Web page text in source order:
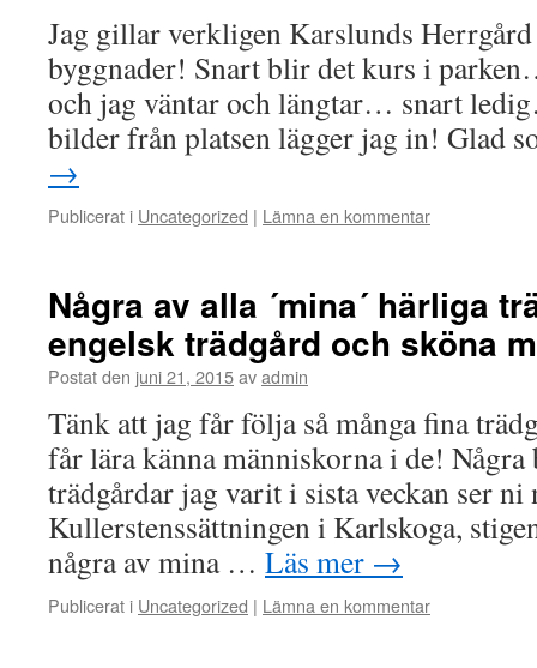
Jag gillar verkligen Karslunds
byggnader! Snart blir det kurs i
och jag väntar och längtar… snart
bilder från platsen lägger jag in! Glad
→
Publicerat i Uncategorized | Lämna en kommentar
Några av alla ´mina´ härliga
engelsk trädgård och sköna
Postat den juni 21, 2015avadmin
Tänk att jag får följa så många fina
får lära känna människorna i de!
trädgårdar jag varit i sista veckan ser ni
Kullerstenssättningen i Karlskoga,
några av mina … Läs mer →
Publicerat i Uncategorized | Lämna en kommentar